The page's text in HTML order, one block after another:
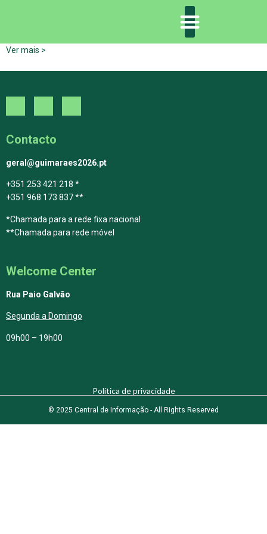
Ver mais >
Contacto
geral@guimaraes2026.pt
+351 253 421 218 *
+351 968 173 837 **
*Chamada para a rede fixa nacional
**Chamada para rede móvel
Welcome Center
Rua Paio Galvão
Segunda a Domingo
09h00 – 19h00
Política de privacidade
© 2025 Central de Informação - All Rights Reserved